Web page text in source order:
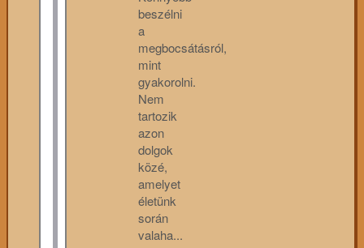
beszélni
a
megbocsátásról,
mint
gyakorolni.
Nem
tartozik
azon
dolgok
közé,
amelyet
életünk
során
valaha...